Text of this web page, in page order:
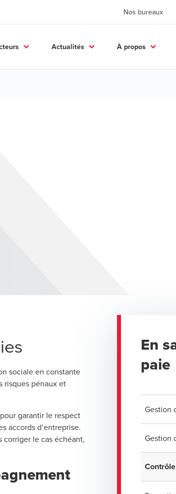
Nos bureaux
Actualités À propos
sociale en constante
risques pénaux et
garantir le respect
accords d’entreprise.
le cas échéant,
En
paie
Gestion
Gestion